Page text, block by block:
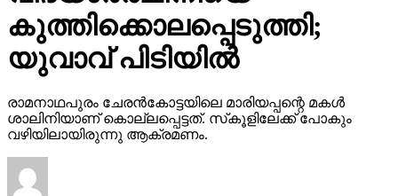
കുത്തിക്കൊലപ്പെടുത്തി;
യുവാവ് പിടിയില്‍
രാമനാഥപുരം ചേരന്‍കോട്ടയിലെ മാരിയപ്പന്റെ മകള്‍
ശാലിനിയാണ് കൊല്ലപ്പെട്ടത്. സ്‌കൂളിലേക്ക് പോകും
വഴിയിലായിരുന്നു ആക്രമണം.